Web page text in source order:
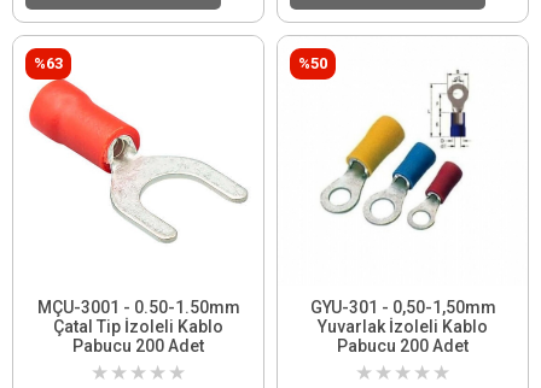
MÇU-3001 - 0.50-1.50mm
Çatal Tip İzoleli Kablo
Pabucu 200 Adet
★ ★ ★ ★ ★
%63
GYU-301 - 0,50-1,50mm
Yuvarlak İzoleli Kablo
Pabucu 200 Adet
★ ★ ★ ★ ★
%50